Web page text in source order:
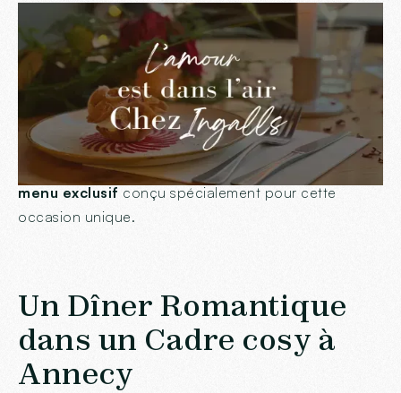
Vous cherchez
le lieu parfait pour célébrer la
Saint-Valentin à Annecy? Ne cherchez plus ! Cette
année, offrez à votre moitié une soirée magique dans
un cadre chaleureux et raffiné aurestaurant Chez
Ingalls, en plein cœur d’Annecy. Découvrez notre
menu exclusif conçu spécialement pour cette
occasion unique.
Un Dîner Romantique
dans un Cadre cosy à
Annecy